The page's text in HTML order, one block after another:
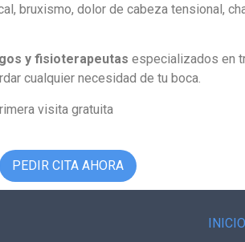
bruxismo, dolor de cabeza tensional,
y fisioterapeutas especializados en
cualquier necesidad de tu boca.
visita gratuita
PEDIR CITA AHORA
INICIO